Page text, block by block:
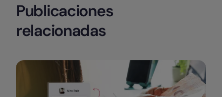
Publicaciones
relacionadas